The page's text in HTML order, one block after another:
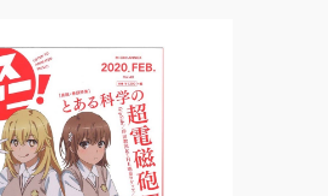
． Official髭男dism やさしく
ピース フェアリー 660円
of the Heavens 春畑道哉
フェアリー 825円